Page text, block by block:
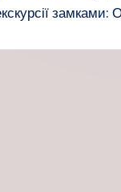
замками: